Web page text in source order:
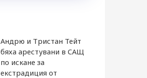
Андрю и Тристан Тейт
бяха арестувани в САЩ
по искане за
екстрадиция от